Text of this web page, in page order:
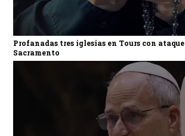
Profanadas tres iglesias en Tours con
Sacramento